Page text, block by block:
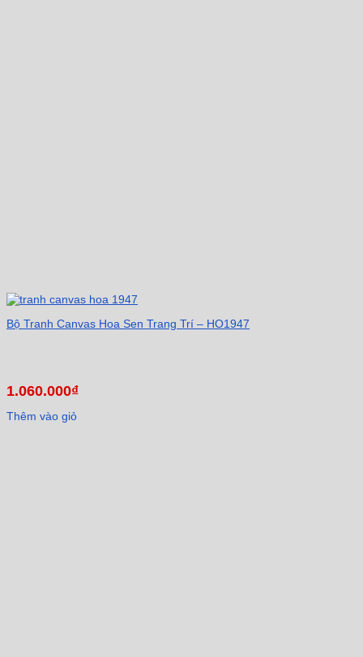
Bộ Tranh Canvas Hoa Sen Trang Trí – HO1947
1.060.000₫
Thêm vào giỏ